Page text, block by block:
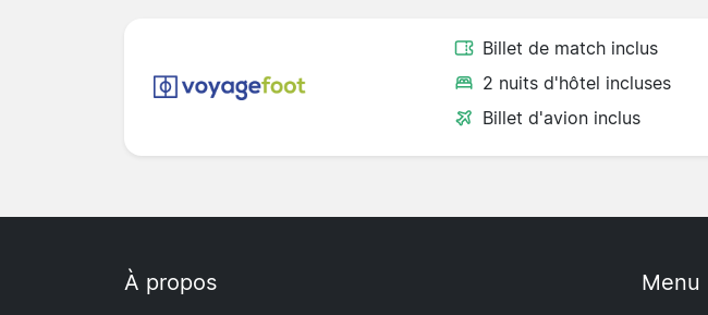
Billet de match inclus
2 nuits d'hôtel incluses
Billet d'avion inclus
À propos Menu